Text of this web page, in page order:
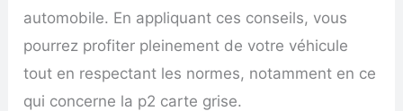
automobile. En appliquant ces conseils, vous
pourrez profiter pleinement de votre véhicule
tout en respectant les normes, notamment en ce
qui concerne la p2 carte grise.